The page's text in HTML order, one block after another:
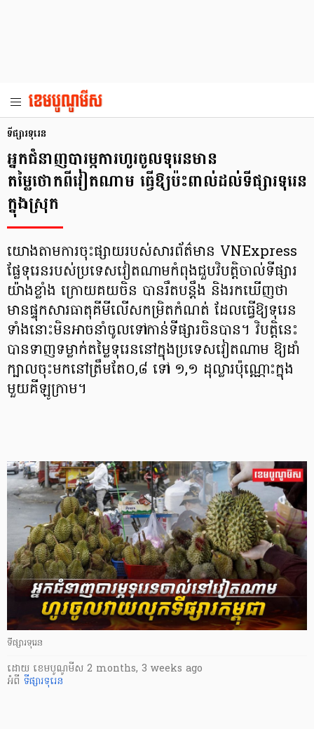
ទីផ្សារទុរេន
អ្នកជំនាញបារម្ភការហូរចូលទុរេនមាន
តម្លៃថោកពីវៀតណាម ធ្វើឱ្យប៉ះពាល់ដល់ទីផ្សារទុរេន
ក្នុងស្រុក
យោងតាមការចុះផ្សាយរបស់សារព័ត៌មាន VNExpress
ផ្លែទុរេនរបស់ប្រទេសវៀតណាមកំពុងជួបវិបត្តិចាល់ទីផ្សារ
យ៉ាងខ្លាំង ក្រោយគយចិន បានរឹតបន្តឹង និងរកឃើញថា
មានផ្ទុកសារធាតុគីមីលើសកម្រិតកំណត់ ដែលធ្វើឱ្យទុរេន
ទាំងនោះមិនអាចនាំចូលទៅកាន់ទីផ្សារចិនបាន។ វិបត្តិនេះ
បានទាញទម្លាក់តម្លៃទុរេននៅក្នុងប្រទេសវៀតណាម ឱ្យដាំ
ក្បាលចុះមកនៅត្រឹមតែ០,៨ ទៅ ១,១ ដុល្លារប៉ុណ្ណោះក្នុង
មួយគីឡូក្រាម។
ទីផ្សារទុរេន
ដោយ ​ ខេមបូណូមីស 2 months, 3 weeks ago
អំពី ទីផ្សារទុរេន